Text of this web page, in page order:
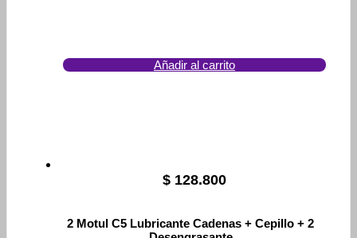
Añadir al carrito
$ 128.800
2 Motul C5 Lubricante Cadenas + Cepillo + 2